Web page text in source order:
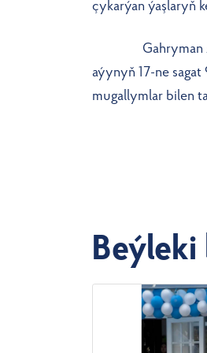
çykarýan
Gahryman
aýynyň 17-ne
mugallymlar bilen